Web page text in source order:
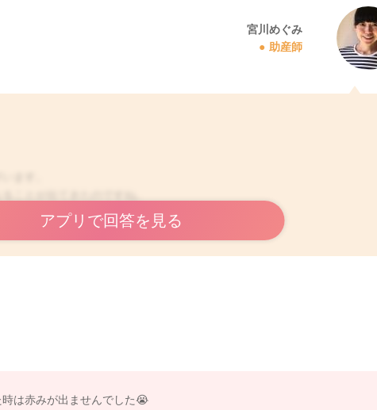
宮川めぐみ
助産師
疹が出ているのですね。
保湿を先にしてから食べてもらうと赤みが防げることもありますよ。
レルギーとは判断がすぐにできないこともあるようです。
も、はっきりとしたことはわからないのですが、保湿をこまめにされて
赤みが出たり、湿疹も出るようでしたら、アレルギーの可能性もあるか
アプリで回答を見る
は赤みが出ませんでした😭